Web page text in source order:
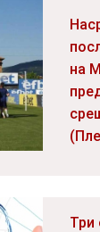
на
Три